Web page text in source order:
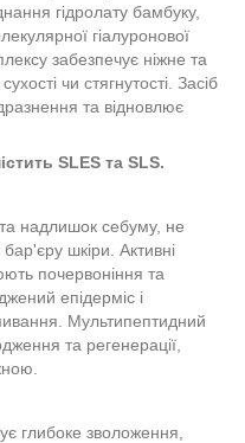
гідролату бамбуку,
гіалуронової
забезпечує ніжне та
чи стягнутості. Засіб
та відновлює
SLES та SLS.
надлишок себуму, не
шкіри. Активні
почервоніння та
епідерміс і
Мультипептидний
та регенерації,
глибоке зволоження,